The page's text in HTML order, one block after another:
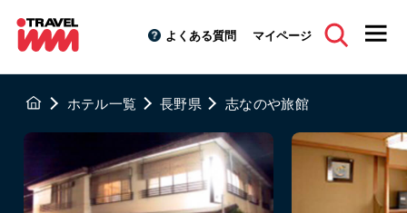
よくある質問 マイページ
ホテル一覧 長野県 志なのや旅館